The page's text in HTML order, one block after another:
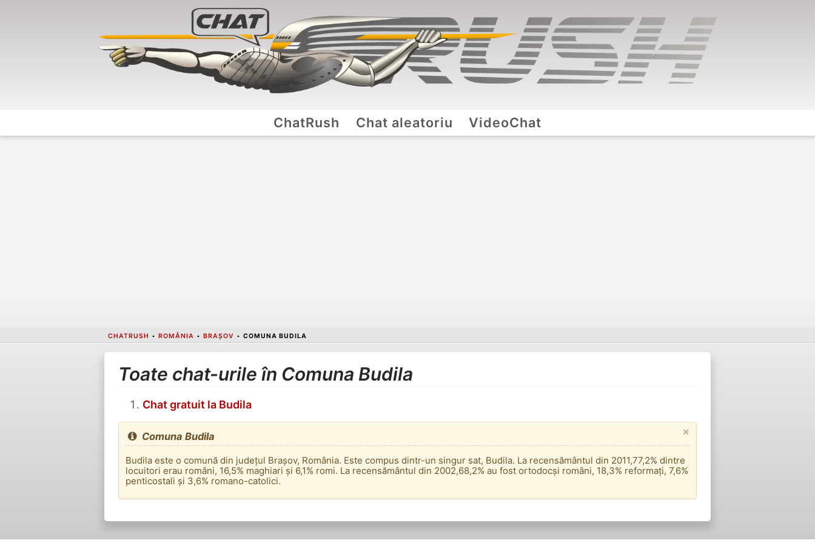
ChatRush Chat aleatoriu VideoChat
CHATRUSH • ROMÂNIA • BRAȘOV • COMUNA BUDILA
Toate chat-urile în Comuna Budila
Chat gratuit la Budila
×
Comuna Budila
Budila este o comună din județul Brașov, România. Este compus dintr-un singur sat, Budila. La recensământul din 2011,77,2% dintre
locuitori erau români, 16,5% maghiari și 6,1% romi. La recensământul din 2002,68,2% au fost ortodocși români, 18,3% reformați, 7,6%
penticostali și 3,6% romano-catolici.